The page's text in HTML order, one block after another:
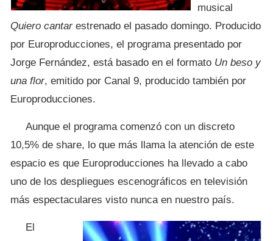
musical
Quiero cantarestrenado el pasado domingo. Producido
por Europroducciones, el programa presentado por
Jorge Fernández, está basado en el formato Un beso y
una flor, emitido por Canal 9, producido también por
Europroducciones.
Aunque el programa comenzó con un discreto
10,5% de share, lo que más llama la atención de este
espacio es que Europroducciones ha llevado a cabo
uno de los despliegues escenográficos en televisión
más espectaculares visto nunca en nuestro país.
El